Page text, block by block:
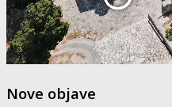
Nove objave